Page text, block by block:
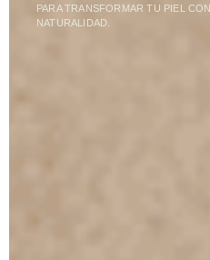
PARA TRANSFORMAR TU PIEL
NATURALIDAD.